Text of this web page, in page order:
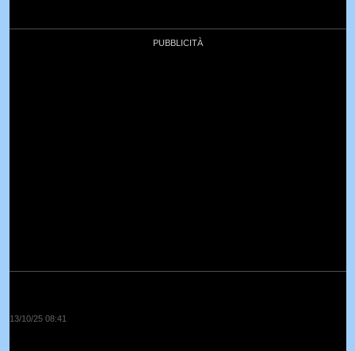
13/10/25 08:41